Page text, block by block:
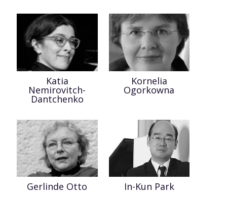
Katia
Nemirovitch-
Dantchenko
Kornelia
Ogorkowna
Gerlinde Otto In-Kun Park